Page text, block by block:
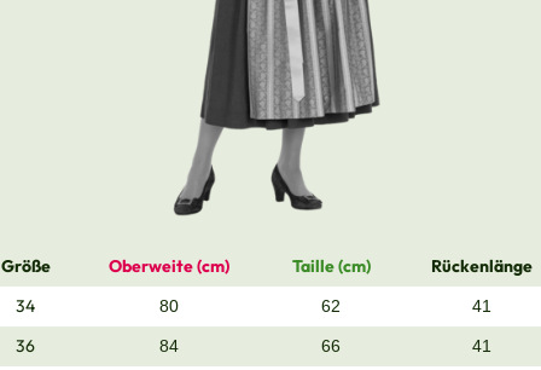
Größe Oberweite (cm) Taille (cm)
Rückenlänge
34
80 62 41
36 84 66 41